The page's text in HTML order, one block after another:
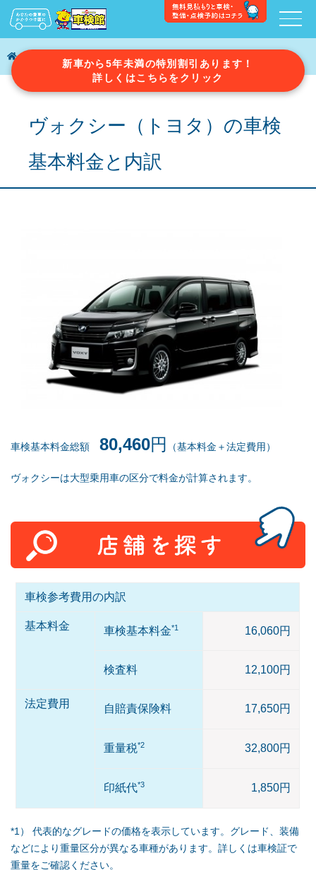
新車から5年未満の特別割引あります！
詳しくはこちらをクリック
ヴォクシー（トヨタ）の車検費用と内訳
ヴォクシー（トヨタ）の車検
基本料金と内訳
車検基本料金総額 80,460円 （基本料金＋法定費用）
ヴォクシーは大型乗用車の区分で料金が計算されます。
車検参考費用の内訳
基本料金 車検基本料金*1 16,060円
検査料 12,100円
法定費用 自賠責保険料 17,650円
重量税*2 32,800円
印紙代*3 1,850円
*1） 代表的なグレードの価格を表示しています。グレード、装備
などにより重量区分が異なる車種があります。詳しくは車検証で
重量をご確認ください。